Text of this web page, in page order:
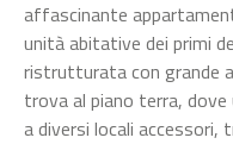
affascinante
unità abitative dei primi
ristrutturata con grande
trova al piano terra,
a diversi locali accessori,